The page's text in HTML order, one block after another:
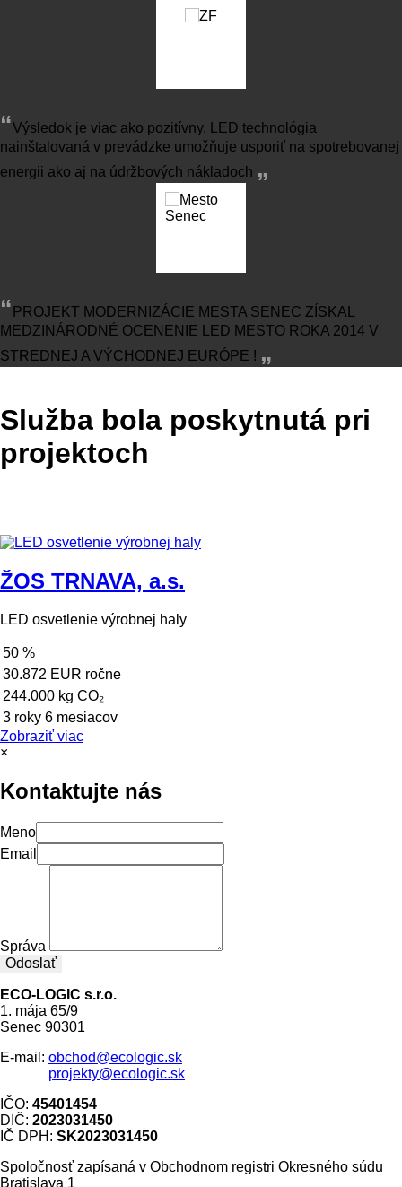
“Výsledok je viac ako pozitívny. LED technológia
nainštalovaná v prevádzke umožňuje usporiť na spotrebovanej
energii ako aj na údržbových nákladoch „
“ PROJEKT MODERNIZÁCIE MESTA SENEC ZÍSKAL
MEDZINÁRODNÉ OCENENIE LED MESTO ROKA 2014 V
STREDNEJ A VÝCHODNEJ EURÓPE ! „
Služba bola poskytnutá pri
projektoch
ŽOS TRNAVA, a.s.
LED osvetlenie výrobnej haly
50 %
30.872 EUR ročne
244.000 kg CO₂
3 roky 6 mesiacov
Zobraziť viac
×
Kontaktujte nás
Meno
Email
Správa
Odoslať
ECO-LOGIC s.r.o.
1. mája 65/9
Senec 90301
E-mail: obchod@ecologic.sk
projekty@ecologic.sk
IČO: 45401454
DIČ: 2023031450
IČ DPH: SK2023031450
Spoločnosť zapísaná v Obchodnom registri Okresného súdu
Bratislava 1